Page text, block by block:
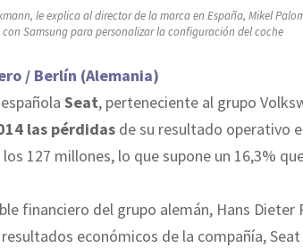
le explica al director de la marca en España, Mikel
Samsung para personalizar la configuración del coche
/ Berlín (Alemania)
Seat, perteneciente al grupo
las pérdidas de su resultado operativo
127 millones, lo que supone un 16,3%
financiero del grupo alemán, Hans Dieter
económicos de la compañía,